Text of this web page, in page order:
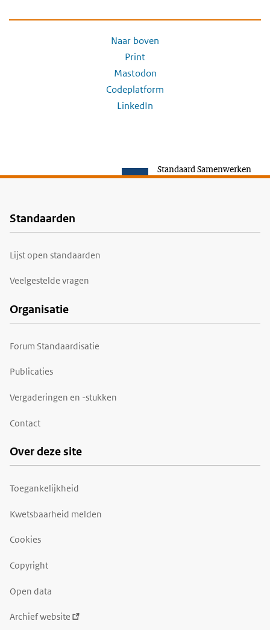
Naar boven
Print
Mastodon
Codeplatform
LinkedIn
Standaard Samenwerken
Voet
Standaarden
Lijst open standaarden
Veelgestelde vragen
Organisatie
Forum Standaardisatie
Publicaties
Vergaderingen en -stukken
Contact
Over deze site
Toegankelijkheid
Kwetsbaarheid melden
Cookies
Copyright
Open data
Archief website